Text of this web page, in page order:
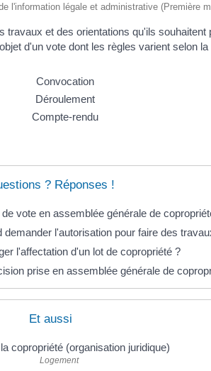
l'information légale et administrative (Première
et des orientations qu'ils
d'un vote dont les règles varient selon
Convocation
Déroulement
Compte-rendu
? Réponses !
vote en assemblée générale de
demander l'autorisation pour faire des
l'affectation d'un lot de copropriété ?
prise en assemblée générale de
Et aussi
copropriété (organisation juridique)
Logement